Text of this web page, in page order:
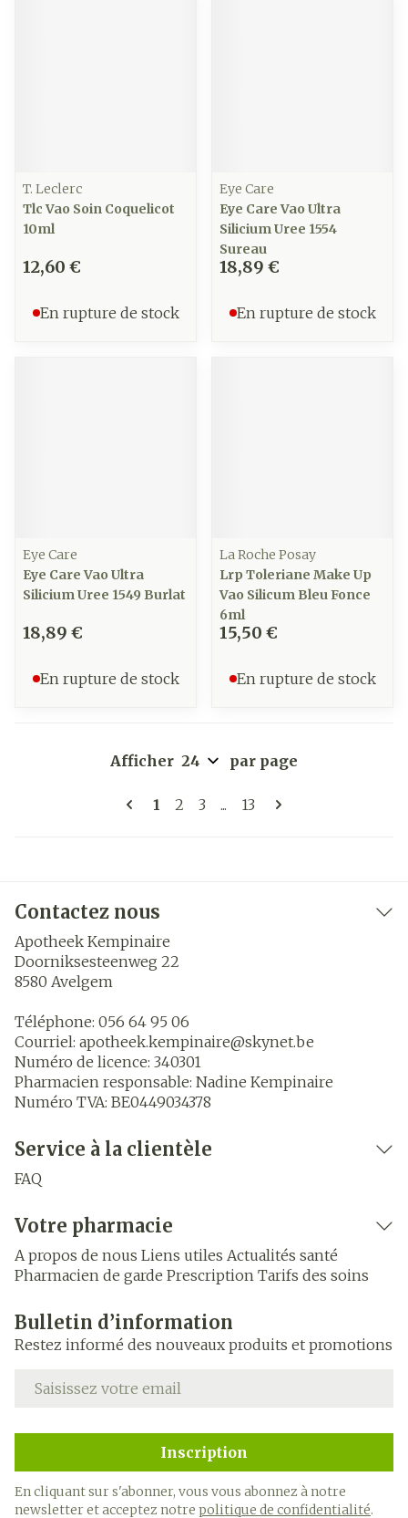
T. Leclerc
Tlc Vao Soin Coquelicot
10ml
12,60 €
En rupture de stock
Eye Care
Eye Care Vao Ultra
Silicium Uree 1554
Sureau
18,89 €
En rupture de stock
Eye Care
Eye Care Vao Ultra
Silicium Uree 1549 Burlat
18,89 €
En rupture de stock
La Roche Posay
Lrp Toleriane Make Up
Vao Silicum Bleu Fonce
6ml
15,50 €
En rupture de stock
Pages
Vous lisez actuellement la page
1 Page
2 Page
3 ... Page
13
Afficher par page
Contactez nous
Apotheek Kempinaire
Doorniksesteenweg 22
8580 Avelgem
Téléphone: 056 64 95 06
Courriel: apotheek.kempinaire@skynet.be
Numéro de licence: 340301
Pharmacien responsable: Nadine Kempinaire
Numéro TVA: BE0449034378
Service à la clientèle
FAQ
Votre pharmacie
A propos de nous Liens utiles Actualités santé
Pharmacien de garde Prescription Tarifs des soins
Bulletin d’information
Restez informé des nouveaux produits et promotions
Adresse mail
Inscription
En cliquant sur s'abonner, vous vous abonnez à notre
newsletter et acceptez notre politique de confidentialité.